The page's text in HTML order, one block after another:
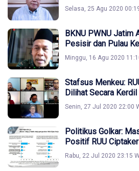
Selasa, 25 Agu 2020
BKNU PWNU Jatim
Pesisir dan Pulau
Minggu, 16 Agu 2020
Stafsus Menkeu:
Dilihat Secara Kerdil
Senin, 27 Jul 2020 22:00
Politikus Golkar:
Positif RUU Ciptaker
Rabu, 22 Jul 2020 23:15